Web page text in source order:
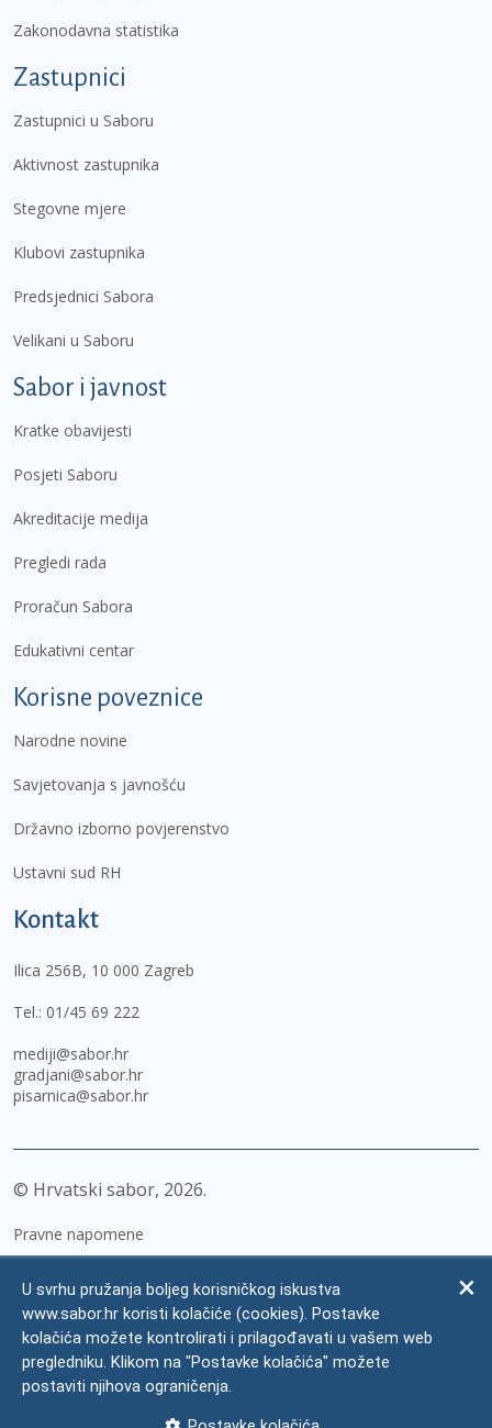
Zakonodavna statistika
Zastupnici
Zastupnici u Saboru
Aktivnost zastupnika
Stegovne mjere
Klubovi zastupnika
Predsjednici Sabora
Velikani u Saboru
Sabor i javnost
Kratke obavijesti
Posjeti Saboru
Akreditacije medija
Pregledi rada
Proračun Sabora
Edukativni centar
Korisne poveznice
Narodne novine
Savjetovanja s javnošću
Državno izborno povjerenstvo
Ustavni sud RH
Kontakt
Ilica 256B, 10 000 Zagreb
Tel.: 01/45 69 222
mediji@sabor.hr
gradjani@sabor.hr
pisarnica@sabor.hr
© Hrvatski sabor, 2026
Pravne napomene
Zaštita osobnih podataka
Impressum
Česta pitanja
U svrhu pružanja boljeg korisničkog iskustva
www.sabor.hr koristi kolačiće (cookies). Postavke
kolačića možete kontrolirati i prilagođavati u vašem web
pregledniku. Klikom na "Postavke kolačića" možete
postaviti njihova ograničenja.